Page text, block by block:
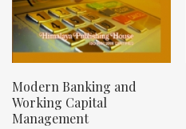
Modern Banking and
Working Capital
Management